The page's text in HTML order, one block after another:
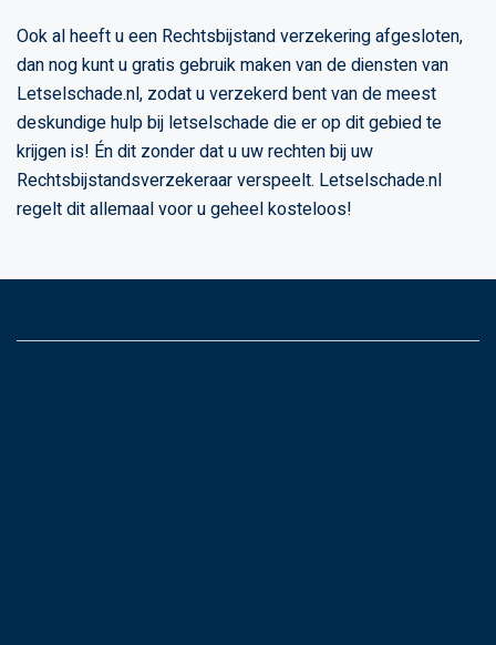
Ook al heeft u een Rechtsbijstand verzekering afgesloten,
dan nog kunt u gratis gebruik maken van de diensten van
Letselschade.nl, zodat u verzekerd bent van de meest
deskundige hulp bij letselschade die er op dit gebied te
krijgen is! Én dit zonder dat u uw rechten bij uw
Rechtsbijstandsverzekeraar verspeelt. Letselschade.nl
regelt dit allemaal voor u geheel kosteloos!